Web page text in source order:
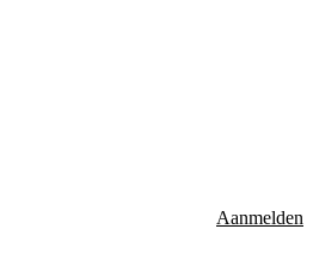
Aanmelden